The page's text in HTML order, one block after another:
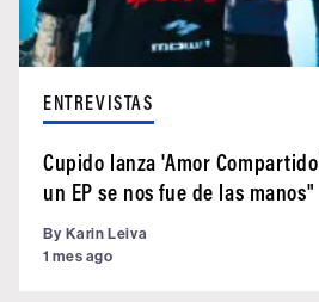
ENTREVISTAS
Cupido lanza 'Amor
un EP se nos fue de las manos"
By Karin Leiva
1 mes ago